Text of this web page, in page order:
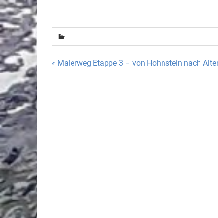
Beitragsnavigation
« Malerweg Etappe 3 – von Hohnstein nach